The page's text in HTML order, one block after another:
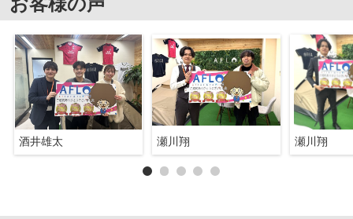
酒井雄太 瀬川翔 瀬川翔